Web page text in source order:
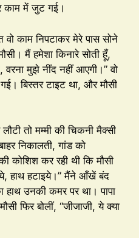
काम में जुट गई।
वो काम निपटाकर मेरे पास सोने
मैं हमेशा किनारे सोती हूँ,
वरना मुझे नींद नहीं आएगी।” वो
बिस्तर टाइट था, और मौसी
तो मम्मी की चिकनी मैक्सी
निकालती, गांड को
कोशिश कर रही थी कि मौसी
हाथ हटाइये।” मैंने आँखें बंद
उनकी कमर पर था। पापा
फिर बोलीं, “जीजाजी, ये क्या